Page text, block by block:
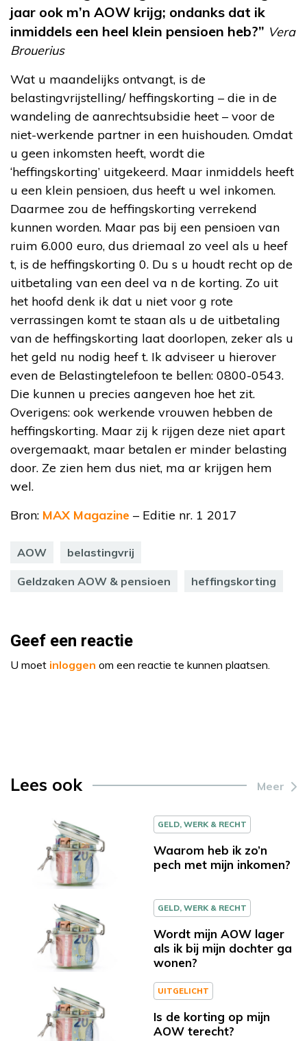
jaar ook m’n AOW krijg; ondanks dat ik
inmiddels een heel klein pensioen heb?” Vera
Brouerius
Wat u maandelijks ontvangt, is de
belastingvrijstelling/ heffingskorting – die in de
wandeling de aanrechtsubsidie heet – voor de
niet-werkende partner in een huishouden. Omdat
u geen inkomsten heeft, wordt die
‘heffingskorting’ uitgekeerd. Maar inmiddels heeft
u een klein pensioen, dus heeft u wel inkomen.
Daarmee zou de heffingskorting verrekend
kunnen worden. Maar pas bij een pensioen van
ruim 6.000 euro, dus driemaal zo veel als u heef
t, is de heffingskorting 0. Du s u houdt recht op de
uitbetaling van een deel va n de korting. Zo uit
het hoofd denk ik dat u niet voor g rote
verrassingen komt te staan als u de uitbetaling
van de heffingskorting laat doorlopen, zeker als u
het geld nu nodig heef t. Ik adviseer u hierover
even de Belastingtelefoon te bellen: 0800-0543.
Die kunnen u precies aangeven hoe het zit.
Overigens: ook werkende vrouwen hebben de
heffingskorting. Maar zij k rijgen deze niet apart
overgemaakt, maar betalen er minder belasting
door. Ze zien hem dus niet, ma ar krijgen hem
wel.
Bron: MAX Magazine – Editie nr. 1 2017
AOW belastingvrij
Geldzaken AOW & pensioen heffingskorting
Geef een reactie
U moet inloggen om een reactie te kunnen plaatsen.
Lees ook Meer
GELD, WERK & RECHT
Waarom heb ik zo’n
pech met mijn inkomen?
GELD, WERK & RECHT
Wordt mijn AOW lager
als ik bij mijn dochter ga
wonen?
UITGELICHT
Is de korting op mijn
AOW terecht?